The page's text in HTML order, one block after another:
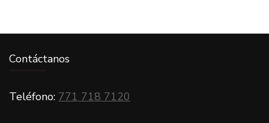
Contáctanos
Teléfono: 771 718 7120